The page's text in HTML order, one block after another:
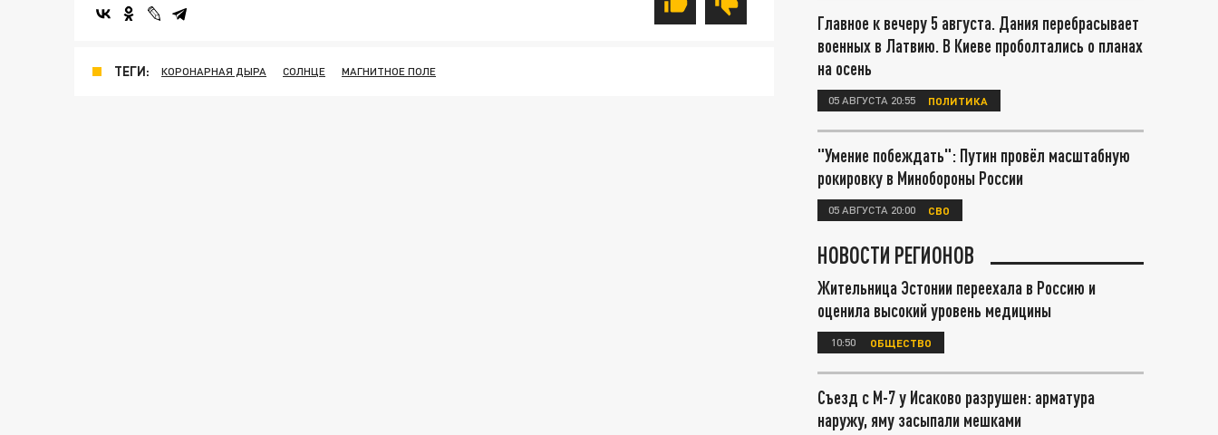
ТЕГИ: КОРОНАРНАЯ ДЫРА СОЛНЦЕ МАГНИТНОЕ ПОЛЕ
Главное к вечеру 5 августа. Дания перебрасывает
военных в Латвию. В Киеве проболтались о планах
на осень
05 АВГУСТА 20:55 ПОЛИТИКА
"Умение побеждать": Путин провёл масштабную
рокировку в Минобороны России
05 АВГУСТА 20:00 СВО
НОВОСТИ РЕГИОНОВ
Жительница Эстонии переехала в Россию и
оценила высокий уровень медицины
10:50 ОБЩЕСТВО
Съезд с М-7 у Исаково разрушен: арматура
наружу, яму засыпали мешками